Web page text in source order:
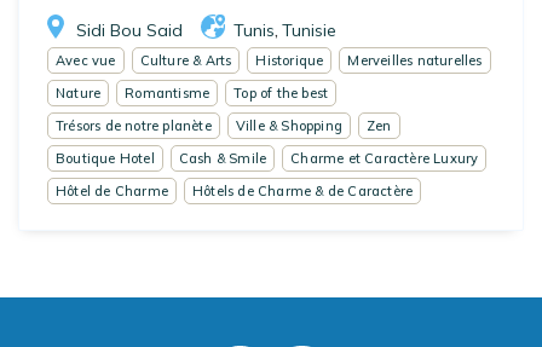
Sidi Bou Said Tunis Tunisie
Avec vue Culture & Arts Historique
Merveilles naturelles
Nature
Romantisme
Top of the best
Trésors de notre planète
Ville & Shopping
Zen
Boutique Hotel
Cash & Smile
Charme et Caractère Luxury
Hôtel de Charme
Hôtels de Charme & de Caractère